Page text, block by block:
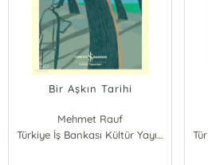
Bir Aşkın Tarihi
Mehmet Rauf
Türkiye İş Bankası Kültür Yayınları